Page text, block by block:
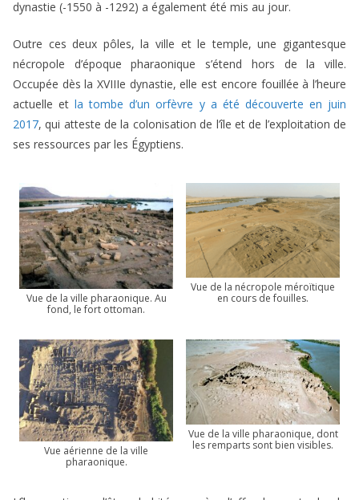
dynastie (-1550 à -1292) a également été mis au jour.
Outre ces deux pôles, la ville et le temple, une gigantesque
nécropole d’époque pharaonique s’étend hors de la ville.
Occupée dès la XVIIIe dynastie, elle est encore fouillée à l’heure
actuelle etla tombe d’un orfèvre y a été découverte en juin
2017, qui atteste de la colonisation de l’île et de l’exploitation de
ses ressources par les Égyptiens.
Vue de la ville pharaonique. Au
fond, le fort ottoman.
Vue de la nécropole méroïtique
en cours de fouilles.
Vue aérienne de la ville
pharaonique.
Vue de la ville pharaonique, dont
les remparts sont bien visibles.